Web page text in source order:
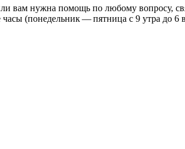
вам нужна помощь по любому вопросу,
(понедельник — пятница с 9 утра до